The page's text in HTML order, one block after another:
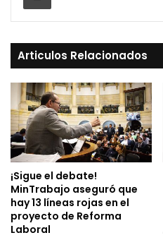
Articulos Relacionados
¡Sigue el debate!
MinTrabajo aseguró que
hay 13 líneas rojas en el
proyecto de Reforma
Laboral